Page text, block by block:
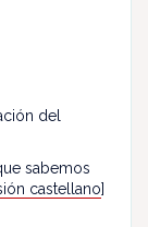
del
sabemos
castellano]